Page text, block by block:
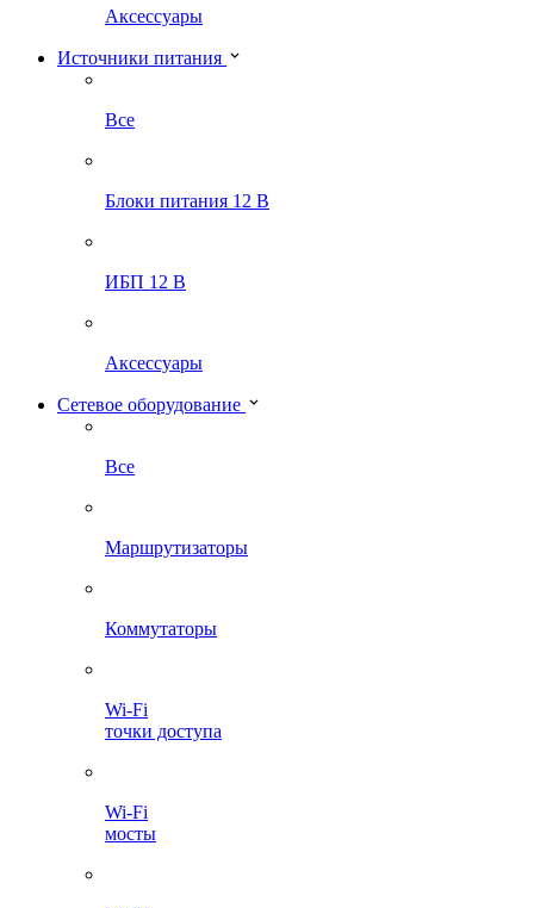
Аксессуары
Источники питания
Все
Блоки питания 12 В
ИБП 12 В
Аксессуары
Сетевое оборудование
Все
Маршрутизаторы
Коммутаторы
Wi-Fi
точки доступа
Wi-Fi
мосты